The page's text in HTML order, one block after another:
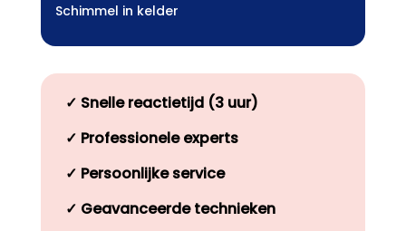
Schimmel in kelder
✓ Snelle reactietijd (3 uur)
✓ Professionele experts
✓ Persoonlijke service
✓ Geavanceerde technieken